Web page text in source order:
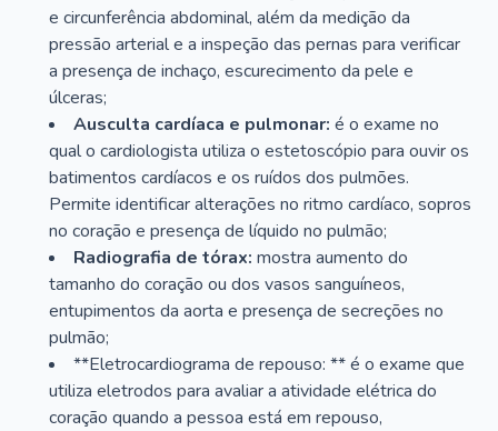
e circunferência abdominal, além da medição da
pressão arterial e a inspeção das pernas para verificar
a presença de inchaço, escurecimento da pele e
úlceras;
Ausculta cardíaca e pulmonar: é o exame no
qual o cardiologista utiliza o estetoscópio para ouvir os
batimentos cardíacos e os ruídos dos pulmões.
Permite identificar alterações no ritmo cardíaco, sopros
no coração e presença de líquido no pulmão;
Radiografia de tórax: mostra aumento do
tamanho do coração ou dos vasos sanguíneos,
entupimentos da aorta e presença de secreções no
pulmão;
**Eletrocardiograma de repouso: ** é o exame que
utiliza eletrodos para avaliar a atividade elétrica do
coração quando a pessoa está em repouso,